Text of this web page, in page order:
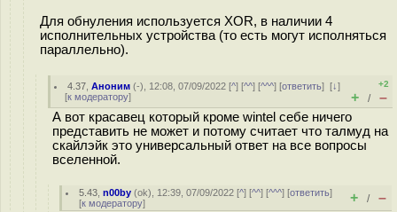
Для обнуления используется XOR, в наличии 4
исполнительных устройства (то есть могут исполняться
параллельно).
4.37 ,Аноним (-), 12:08, 07/09/2022 [^] [^^] [^^^] [ответить][↓]
[к модератору]
+2
+ / –
А вот красавец который кроме wintel себе ничего
представить не может и потому считает что талмуд на
скайлэйк это универсальный ответ на все вопросы
вселенной.
5.43 ,n00by (ok), 12:39, 07/09/2022 [^] [^^] [^^^] [ответить]
[к модератору] + / –